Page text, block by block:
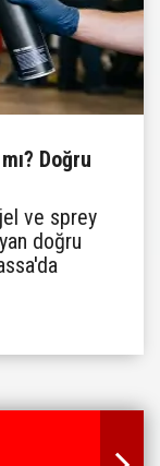
Doğru
ve sprey
doğru